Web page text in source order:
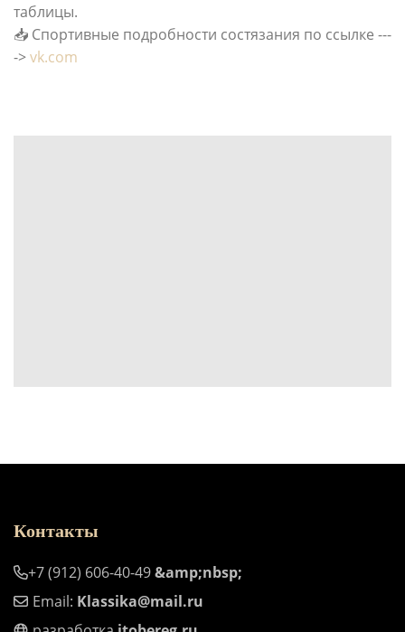
таблицы.
📥 Спортивные подробности состязания по ссылке ---
->vk.com
Контакты
+7 (912) 606-40-49&amp;nbsp;
Email: Klassika@mail.ru